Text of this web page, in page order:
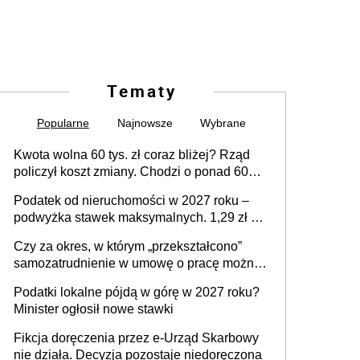
Tematy
Popularne Najnowsze Wybrane
Kwota wolna 60 tys. zł coraz bliżej? Rząd
policzył koszt zmiany. Chodzi o ponad 60
Podatek od nieruchomości w 2027 roku –
podwyżka stawek maksymalnych. 1,29 zł za
budynków i lokali związanych z
prowadzeniem działalności gospodarczej
Czy za okres, w którym „przekształcono”
samozatrudnienie w umowę o pracę można
umowy cywilnoprawnej jedynym
racjonalnym wyjściem
Podatki lokalne pójdą w górę w 2027 roku?
Minister ogłosił nowe stawki
Fikcja doręczenia przez e-Urząd Skarbowy
nie działa. Decyzja pozostaje niedoręczona